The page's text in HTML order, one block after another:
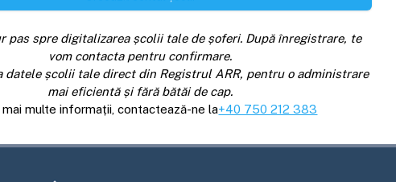
pas spre digitalizarea școlii tale de șoferi. După înregistrare, te
vom contacta pentru confirmare.
datele școlii tale direct din Registrul ARR, pentru o administrare
mai eficientă și fără bătăi de cap.
mai multe informații, contactează-ne la+40 750 212 383